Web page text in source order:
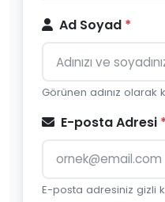
Ad Soyad *
Görünen adınız olarak
E-posta Adresi *
E-posta adresiniz gizli